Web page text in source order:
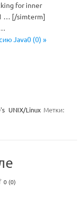
for inner
… [/simterm]
Java0 (0) »
UNIX/Linux Метки:
0 (0)